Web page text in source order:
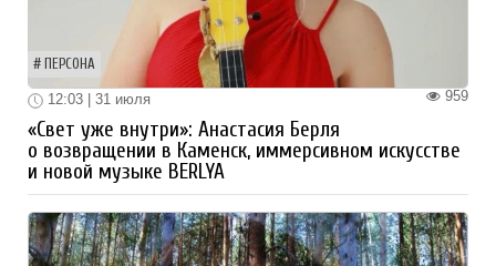
ПЕРСОНА
959
12:03 | 31 июля
«Свет уже внутри»: Анастасия Берля
о возвращении в Каменск, иммерсивном искусстве
и новой музыке BERLYA